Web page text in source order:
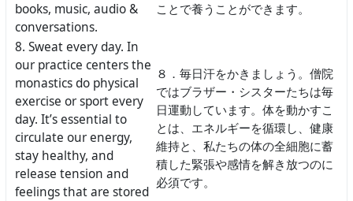
books, music, audio &
conversations.
ことで養うことができます。
8. Sweat every day. In
our practice centers the
monastics do physical
exercise or sport every
day. It’s essential to
circulate our energy,
stay healthy, and
release tension and
feelings that are stored
８．毎日汗をかきましょう。僧院
ではブラザー・シスターたちは毎
日運動しています。体を動かすこ
とは、エネルギーを循環し、健康
維持と、私たちの体の全細胞に蓄
積した緊張や感情を解き放つのに
必須です。